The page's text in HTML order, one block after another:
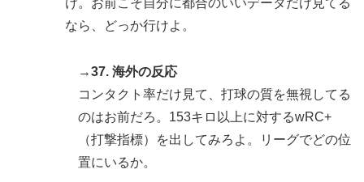
け。お前こそ自分に都合のいいデータだけ見てる
なら、どっか行けよ。
→37. 海外の反応
コンタクト率だけ見て、打球の質を無視してる
のはお前だろ。153キロ以上に対するwRC+
（打撃指標）を出してみろよ。リーグでどの位
置にいるか。